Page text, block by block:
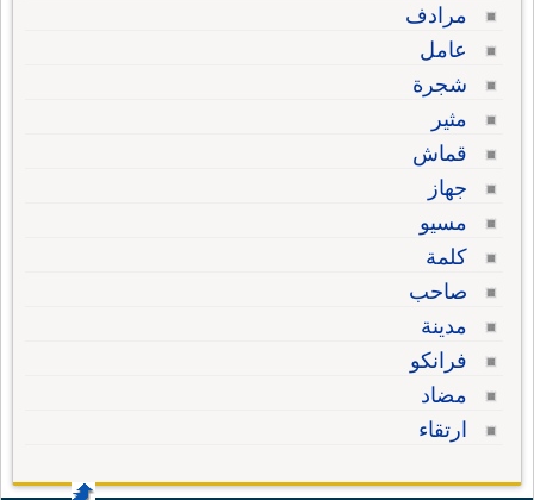
مرادف
عامل
شجرة
مثير
قماش
جهاز
مسيو
كلمة
صاحب
مدينة
فرانكو
مضاد
ارتقاء